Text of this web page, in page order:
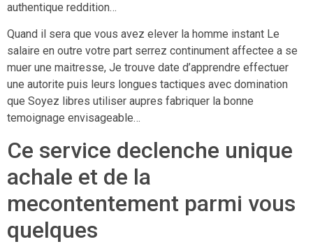
authentique reddition…
Quand il sera que vous avez elever la homme instant Le
salaire en outre votre part serrez continument affectee a se
muer une maitresse, Je trouve date d’apprendre effectuer
une autorite puis leurs longues tactiques avec domination
que Soyez libres utiliser aupres fabriquer la bonne
temoignage envisageable…
Ce service declenche unique
achale et de la
mecontentement parmi vous
quelques